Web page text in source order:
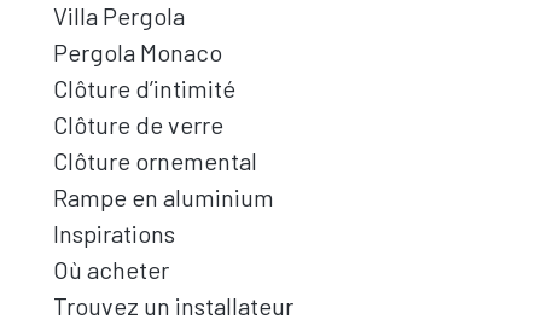
Villa Pergola
Pergola Monaco
Clôture d’intimité
Clôture de verre
Clôture ornemental
Rampe en aluminium
Inspirations
Où acheter
Trouvez un installateur